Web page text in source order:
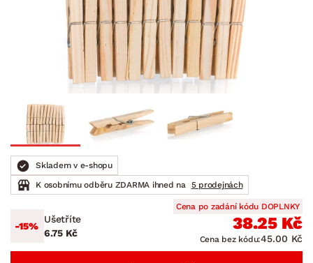
Skladem v e-shopu
K osobnímu odběru ZDARMA ihned na
5 prodejnách
-15%
Ušetříte
6.75 Kč
Cena po zadání kódu DOPLNKY
38.25 Kč
Cena bez kódu:45.00 Kč